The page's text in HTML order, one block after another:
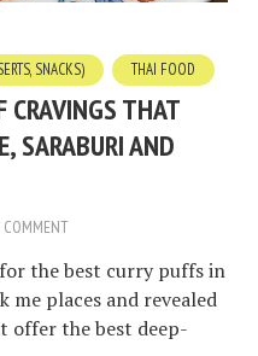
SNACKS)
THAI FOOD
CRAVINGS THAT
SARABURI AND
the best curry puffs in
me places and revealed
offer the best deep-